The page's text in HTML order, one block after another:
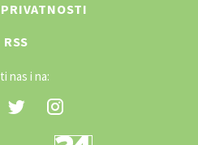
RSS
nas i na: